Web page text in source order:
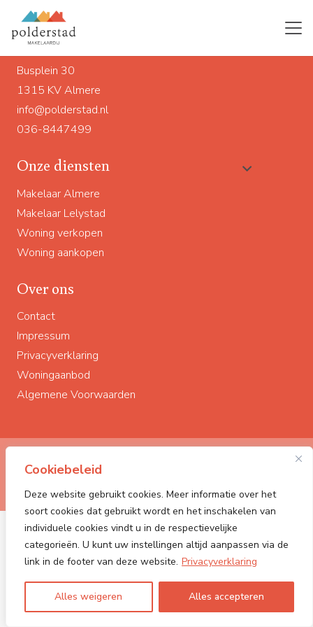
Cookiebeleid
Deze website gebruikt cookies. Meer informatie over het
soort cookies dat gebruikt wordt en het inschakelen van
individuele cookies vindt u in de respectievelijke
categorieën. U kunt uw instellingen altijd aanpassen via de
link in de footer van deze website. Privacyverklaring
Alles weigeren Alles accepteren
Ons adres
Busplein 30
1315 KV Almere
info@polderstad.nl
036-8447499
Onze diensten
Makelaar Almere
Makelaar Lelystad
Woning verkopen
Woning aankopen
Over ons
Contact
Impressum
Privacyverklaring
Woningaanbod
Algemene Voorwaarden
Powered by:PONCK | The Web Company